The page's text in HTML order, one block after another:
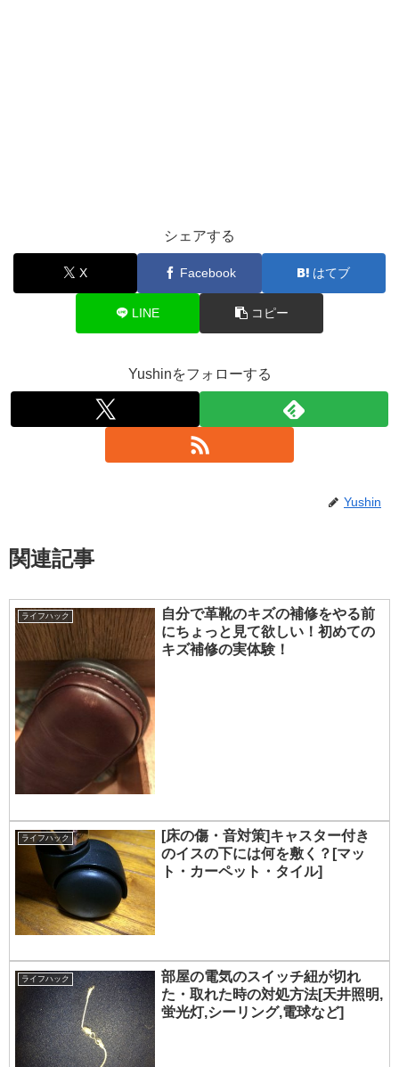
シェアする
X Facebook はてブ
LINE コピー
Yushinをフォローする
Yushin
関連記事
ライフハック
自分で革靴のキズの補修をやる前
にちょっと見て欲しい！初めての
キズ補修の実体験！
ライフハック
[床の傷・音対策]キャスター付き
のイスの下には何を敷く？[マッ
ト・カーペット・タイル]
ライフハック
部屋の電気のスイッチ紐が切れ
た・取れた時の対処方法[天井照明,
蛍光灯,シーリング,電球など]